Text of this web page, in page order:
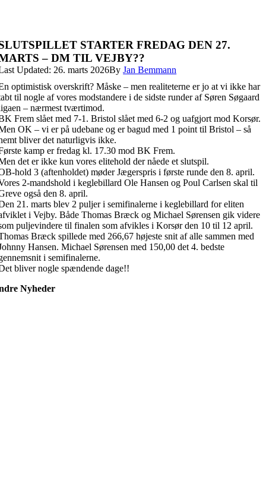
STARTER FREDAG DEN 27.
– DM TIL VEJBY??
Updated: 26. marts 2026ByJan Bemmann
optimistisk overskrift? Måske – men realiteterne er jo at vi ikke har
til nogle af vores modstandere i de sidste runder af Søren Søgaard
– nærmest tværtimod.
Frem slået med 7-1. Bristol slået med 6-2 og uafgjort mod Korsør.
OK – vi er på udebane og er bagud med 1 point til Bristol – så
bliver det naturligvis ikke.
kamp er fredag kl. 17.30 mod BK Frem.
det er ikke kun vores elitehold der nåede et slutspil.
hold 3 (aftenholdet) møder Jægerspris i første runde den 8. april.
2-mandshold i keglebillard Ole Hansen og Poul Carlsen skal til
også den 8. april.
21. marts blev 2 puljer i semifinalerne i keglebillard for eliten
i Vejby. Både Thomas Bræck og Michael Sørensen gik videre
puljevindere til finalen som afvikles i Korsør den 10 til 12 april.
Bræck spillede med 266,67 højeste snit af alle sammen med
Hansen. Michael Sørensen med 150,00 det 4. bedste
i semifinalerne.
bliver nogle spændende dage!!
Nyheder